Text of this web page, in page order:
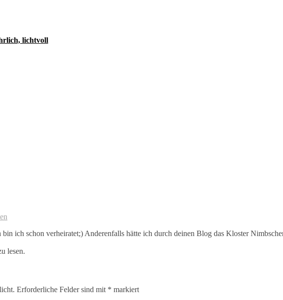
lichtvoll
ich schon verheiratet;) Anderenfalls hätte ich durch deinen Blog das Kloster
lesen.
Erforderliche Felder sind mit * markiert